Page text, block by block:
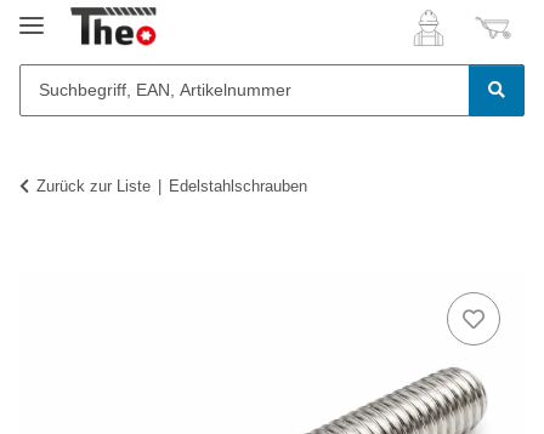
Zurück zur Liste Edelstahlschrauben